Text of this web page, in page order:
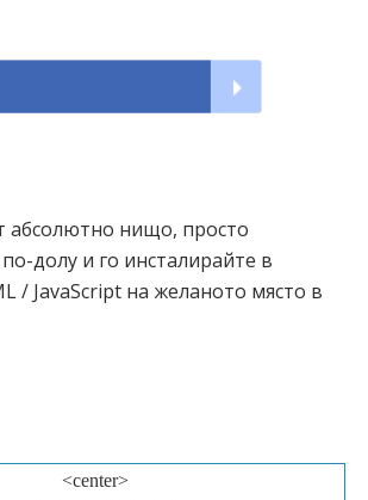
абсолютно нищо, просто
долу и го инсталирайте в
/ JavaScript на желаното място в
<center>